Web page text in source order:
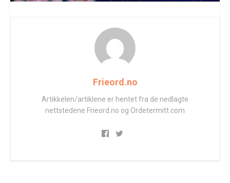
Frieord.no
Artikkelen/artiklene er hentet fra de nedlagte
nettstedene Frieord.no og Ordetermitt.com